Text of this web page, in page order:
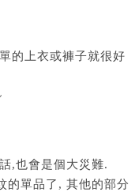
的上衣或褲子就很好
,也會是個大災難.
的單品了, 其他的部分